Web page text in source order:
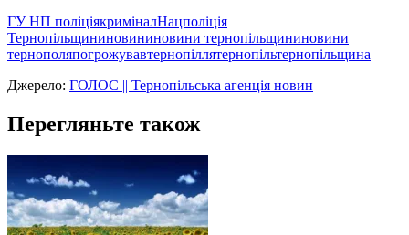
ГУ НП поліціякриміналНацполіція
Тернопільщининовининовини тернопільщининовини
тернополяпогрожувавтернопіллятернопільтернопільщина
Джерело: ГОЛОС || Тернопільська агенція новин
Перегляньте також